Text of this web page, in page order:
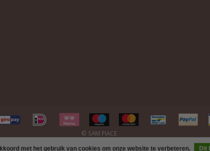
met het gebruik van cookies om onze website te verbeteren. Dit